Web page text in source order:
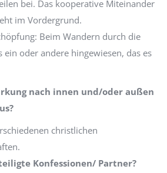
bei. Das kooperative Miteinander
im Vordergrund.
Beim Wandern durch die
ein oder andere hingewiesen, das es
nach innen und/oder außen
christlichen
Konfessionen/ Partner?